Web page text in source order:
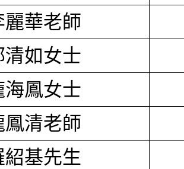
麗華老師
清如女士
海鳳女士
鳳清老師
紹基先生